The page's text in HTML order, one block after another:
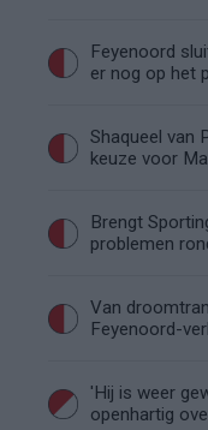
Feyenoord
er nog op het
Shaqueel van
keuze voor
Brengt
problemen
Van
Feyenoord-
'Hij is weer
openhartig